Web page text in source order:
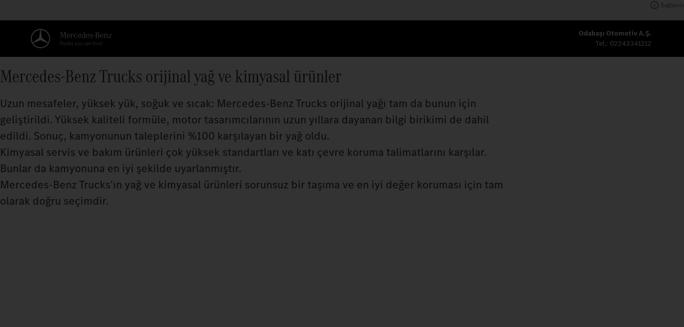
Sağlayıcı
Odabaşı Otomotiv A.Ş.
Tel.: 02243341212
Mercedes‑Benz Trucks orijinal yağ ve kimyasal ürünler
Uzun mesafeler, yüksek yük, soğuk ve sıcak: Mercedes‑Benz Trucks orijinal yağı tam da bunun için
geliştirildi. Yüksek kaliteli formüle, motor tasarımcılarının uzun yıllara dayanan bilgi birikimi de dahil
edildi. Sonuç, kamyonunun taleplerini %100 karşılayan bir yağ oldu.
Kimyasal servis ve bakım ürünleri çok yüksek standartları ve katı çevre koruma talimatlarını karşılar.
Bunlar da kamyonuna en iyi şekilde uyarlanmıştır.
Mercedes‑Benz Trucks'ın yağ ve kimyasal ürünleri sorunsuz bir taşıma ve en iyi değer koruması için tam
olarak doğru seçimdir.